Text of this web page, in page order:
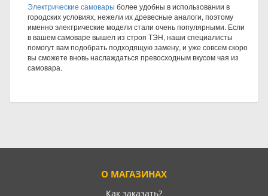
Электрические самовары более удобны в использовании в
городских условиях, нежели их древесные аналоги, поэтому
именно электрические модели стали очень популярными. Если
в вашем самоваре вышел из строя ТЭН, наши специалисты
помогут вам подобрать подходящую замену, и уже совсем скоро
вы сможете вновь наслаждаться превосходным вкусом чая из
самовара.
О МАГАЗИНАХ
Как заказать?